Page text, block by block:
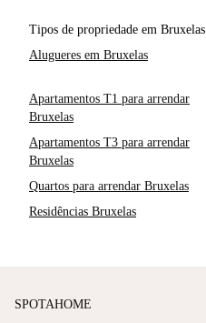
Tipos de propriedade em Bruxelas
Alugueres em Bruxelas
Apartamentos T1 para arrendar
Bruxelas
Apartamentos T3 para arrendar
Bruxelas
Quartos para arrendar Bruxelas
Residências Bruxelas
SPOTAHOME